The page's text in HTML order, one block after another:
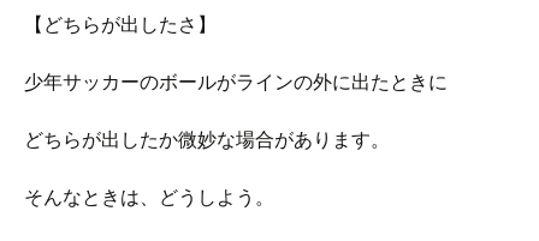
キ
プ
【どちらが出したさ】
少年サッカーのボールがラインの外に出たときに
どちらが出したか微妙な場合があります。
そんなときは、どうしよう。